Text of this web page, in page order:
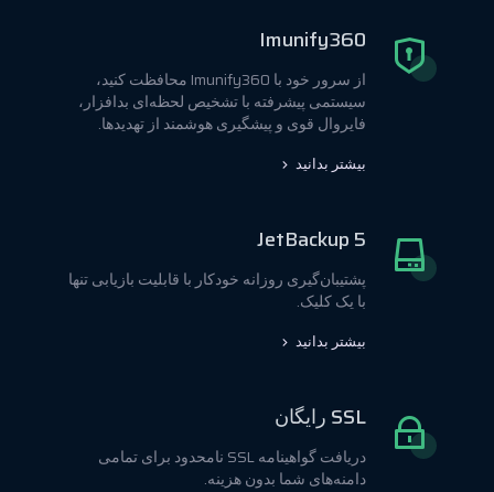
Imunify360
از سرور خود با Imunify360 محافظت کنید،
سیستمی پیشرفته با تشخیص لحظه‌ای بدافزار،
فایروال قوی و پیشگیری هوشمند از تهدیدها.
بیشتر بدانید
JetBackup 5
پشتیبان‌گیری روزانه خودکار با قابلیت بازیابی تنها
با یک کلیک.
بیشتر بدانید
SSL رایگان
دریافت گواهینامه SSL نامحدود برای تمامی
دامنه‌های شما بدون هزینه.